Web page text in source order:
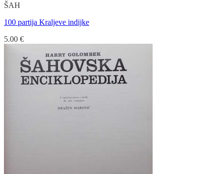
ŠAH
100 partija Kraljeve indijke
5.00 €